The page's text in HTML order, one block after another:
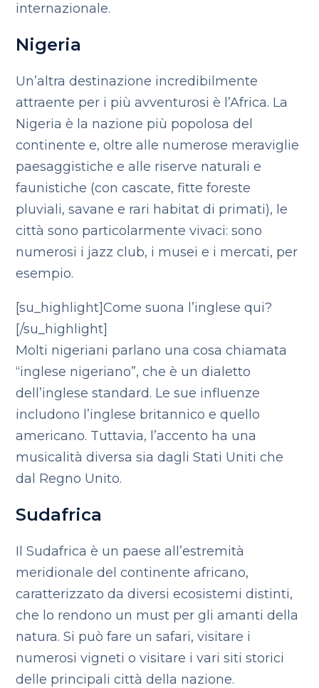
internazionale.
Nigeria
Un’altra destinazione incredibilmente
attraente per i più avventurosi è l’Africa. La
Nigeria è la nazione più popolosa del
continente e, oltre alle numerose meraviglie
paesaggistiche e alle riserve naturali e
faunistiche (con cascate, fitte foreste
pluviali, savane e rari habitat di primati), le
città sono particolarmente vivaci: sono
numerosi i jazz club, i musei e i mercati, per
esempio.
[su_highlight]Come suona l’inglese qui?
[/su_highlight]
Molti nigeriani parlano una cosa chiamata
“inglese nigeriano”, che è un dialetto
dell’inglese standard. Le sue influenze
includono l’inglese britannico e quello
americano. Tuttavia, l’accento ha una
musicalità diversa sia dagli Stati Uniti che
dal Regno Unito.
Sudafrica
Il Sudafrica è un paese all’estremità
meridionale del continente africano,
caratterizzato da diversi ecosistemi distinti,
che lo rendono un must per gli amanti della
natura. Si può fare un safari, visitare i
numerosi vigneti o visitare i vari siti storici
delle principali città della nazione.